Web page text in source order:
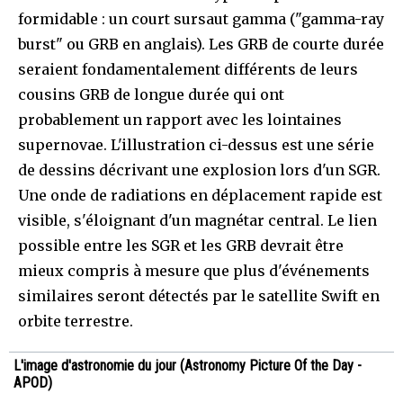
formidable : un court sursaut gamma ("gamma-ray
burst" ou GRB en anglais). Les GRB de courte durée
seraient fondamentalement différents de leurs
cousins GRB de longue durée qui ont
probablement un rapport avec les lointaines
supernovae. L'illustration ci-dessus est une série
de dessins décrivant une explosion lors d'un SGR.
Une onde de radiations en déplacement rapide est
visible, s'éloignant d'un magnétar central. Le lien
possible entre les SGR et les GRB devrait être
mieux compris à mesure que plus d'événements
similaires seront détectés par le satellite Swift en
orbite terrestre.
L'image d'astronomie du jour (Astronomy Picture Of the Day -
APOD)